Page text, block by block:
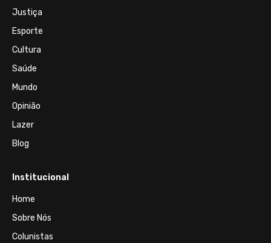
Justiça
Esporte
Cultura
Saúde
Mundo
Opinião
Lazer
Blog
Institucional
Home
Sobre Nós
Colunistas